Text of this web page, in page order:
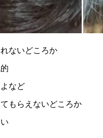
ないどころか
など
もらえないどころか